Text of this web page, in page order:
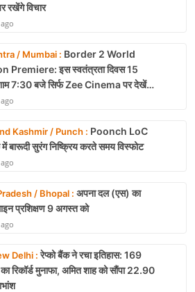
रखेंगे विचार
/ Mumbai : Border 2 World
Premiere: इस स्वतंत्रता दिवस 15
7:30 बजे सिर्फ Zee Cinema पर देखें
Kashmir / Punch : Poonch LoC
बारूदी सुरंग निष्क्रिय करते समय विस्फोट
/ Bhopal : अपना दल (एस) का
प्रशिक्षण 9 अगस्त को
Delhi :रेप्को बैंक ने रचा इतिहास: 169
रिकॉर्ड मुनाफा, अमित शाह को सौंपा 22.90